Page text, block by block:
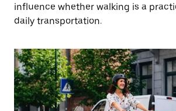
influence whether walking is a
daily transportation.